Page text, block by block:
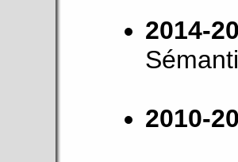
2014-
2010-